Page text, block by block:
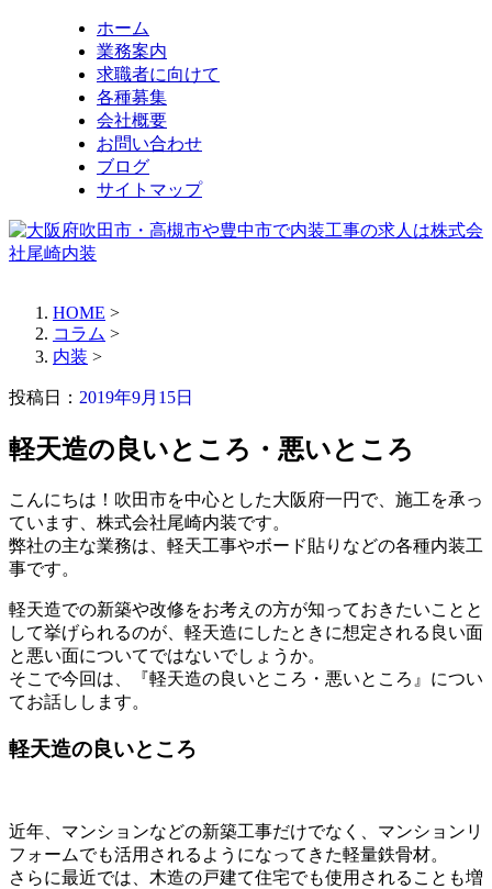
ホーム
業務案内
求職者に向けて
各種募集
会社概要
お問い合わせ
ブログ
サイトマップ
HOME >
コラム >
内装 >
投稿日： 2019年9月15日
軽天造の良いところ・悪いところ
こんにちは！吹田市を中心とした大阪府一円で、施工を承っ
ています、株式会社尾崎内装です。
弊社の主な業務は、軽天工事やボード貼りなどの各種内装工
事です。
軽天造での新築や改修をお考えの方が知っておきたいことと
して挙げられるのが、軽天造にしたときに想定される良い面
と悪い面についてではないでしょうか。
そこで今回は、『軽天造の良いところ・悪いところ』につい
てお話しします。
軽天造の良いところ
近年、マンションなどの新築工事だけでなく、マンションリ
フォームでも活用されるようになってきた軽量鉄骨材。
さらに最近では、木造の戸建て住宅でも使用されることも増